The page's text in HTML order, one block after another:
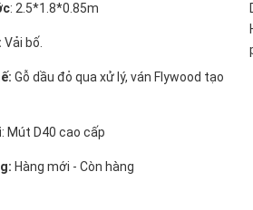
: 2.5*1.8*0.85m
Vải bố.
Gỗ dầu đỏ qua xử lý, ván Flywood tạo
: Mút D40 cao cấp
Hàng mới - Còn hàng